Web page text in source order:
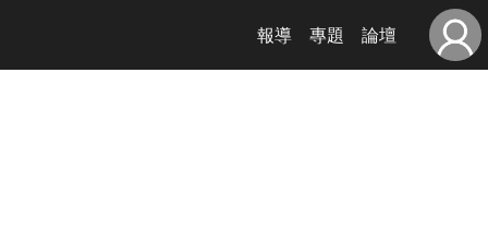
報導 專題 論壇